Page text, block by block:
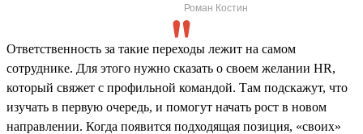
Роман Костин
Ответственность за такие переходы лежит на самом
сотруднике. Для этого нужно сказать о своем желании HR,
который свяжет с профильной командой. Там подскажут, что
изучать в первую очередь, и помогут начать рост в новом
направлении. Когда появится подходящая позиция, «своих»